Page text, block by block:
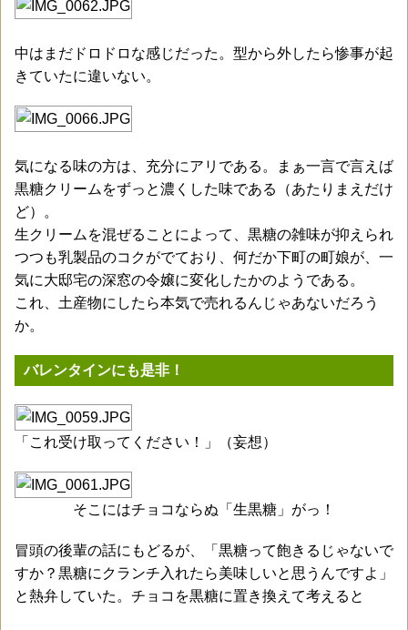
中はまだドロドロな感じだった。型から外したら惨事が起
きていたに違いない。
気になる味の方は、充分にアリである。まぁ一言で言えば
黒糖クリームをずっと濃くした味である（あたりまえだけ
ど）。
生クリームを混ぜることによって、黒糖の雑味が抑えられ
つつも乳製品のコクがでており、何だか下町の町娘が、一
気に大邸宅の深窓の令嬢に変化したかのようである。
これ、土産物にしたら本気で売れるんじゃあないだろう
か。
バレンタインにも是非！
「これ受け取ってください！」（妄想）
そこにはチョコならぬ「生黒糖」がっ！
冒頭の後輩の話にもどるが、「黒糖って飽きるじゃないで
すか？黒糖にクランチ入れたら美味しいと思うんですよ」
と熱弁していた。チョコを黒糖に置き換えて考えると